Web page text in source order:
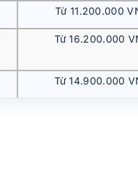
Từ 11.200.000
Từ 16.200.000
Từ 14.900.000